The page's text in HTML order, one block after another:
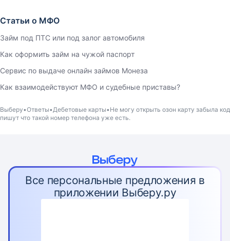
Статьи о МФО
Займ под ПТС или под залог автомобиля
Как оформить займ на чужой паспорт
Сервис по выдаче онлайн займов Монеза
Как взаимодействуют МФО и судебные приставы?
Выберу Ответы Дебетовые карты Не могу открыть озон карту забыла код
пишут что такой номер телефона уже есть.
Все персональные предложения в
приложении Выберу.ру